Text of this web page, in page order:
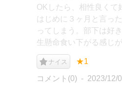
OKしたら、相性良くて
はじめに３ヶ月と言っ
ってしまう。部下は好
生懸命食い下がる感じ
ナイス ★1
コメント(0) 2023/12/